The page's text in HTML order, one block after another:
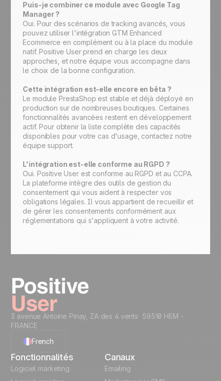
Puis-je combiner ce module avec Google Tag
Manager ?
Oui. Pour des scénarios de tracking avancés, vous
pouvez utiliser l'intégration GTM Enhanced
Ecommerce en complément ou à la place du module
natif. Positive User prend en charge les deux
approches, et notre équipe vous accompagne dans
le choix de la bonne configuration.
Cette intégration est-elle encore en bêta ?
Le module PrestaShop est stable et déjà déployé en
production sur de nombreuses boutiques. Certaines
fonctionnalités avancées restent en développement
actif. Pour obtenir la liste complète des capacités
disponibles pour votre cas d'usage, contactez notre
équipe support.
L'intégration est-elle conforme au RGPD ?
Oui. Positive User est conforme au RGPD et au CCPA.
La plateforme intègre des outils de gestion du
consentement qui vous aident à respecter vos
obligations légales. Il vous appartient de recueillir et
de gérer les consentements conformément aux
réglementations qui s'appliquent à votre activité.
3 avenue Antoine Pinay, ZA des 4 vents 59510 HEM -
FRANCE
French
English
Fonctionnalités
Logiciel marketing
Canaux
Emailing